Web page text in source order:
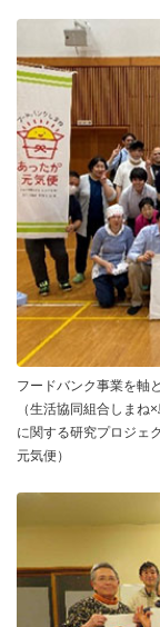
フードバンク事業を軸
（生活協同組合しま
に関する研究プロジェ
元気便）